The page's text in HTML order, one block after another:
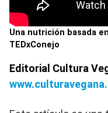
Una nutrición basada
TEDxConejo
Editorial Cultura